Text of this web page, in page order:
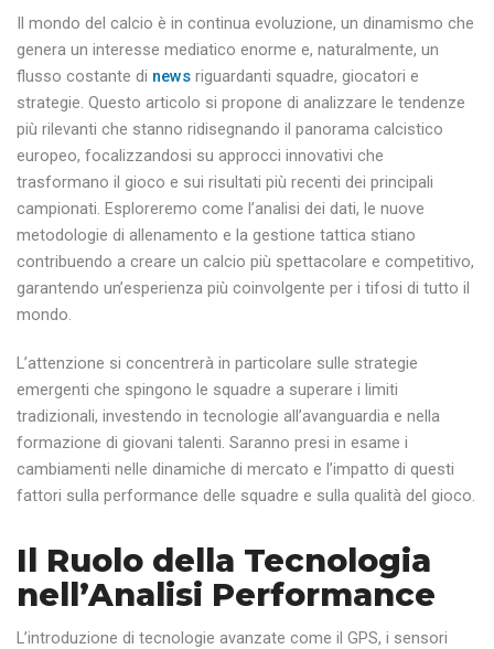
Il mondo del calcio è in continua evoluzione, un dinamismo che
genera un interesse mediatico enorme e, naturalmente, un
flusso costante di news riguardanti squadre, giocatori e
strategie. Questo articolo si propone di analizzare le tendenze
più rilevanti che stanno ridisegnando il panorama calcistico
europeo, focalizzandosi su approcci innovativi che
trasformano il gioco e sui risultati più recenti dei principali
campionati. Esploreremo come l’analisi dei dati, le nuove
metodologie di allenamento e la gestione tattica stiano
contribuendo a creare un calcio più spettacolare e competitivo,
garantendo un’esperienza più coinvolgente per i tifosi di tutto il
mondo.
L’attenzione si concentrerà in particolare sulle strategie
emergenti che spingono le squadre a superare i limiti
tradizionali, investendo in tecnologie all’avanguardia e nella
formazione di giovani talenti. Saranno presi in esame i
cambiamenti nelle dinamiche di mercato e l’impatto di questi
fattori sulla performance delle squadre e sulla qualità del gioco.
Il Ruolo della Tecnologia
nell’Analisi Performance
L’introduzione di tecnologie avanzate come il GPS, i sensori